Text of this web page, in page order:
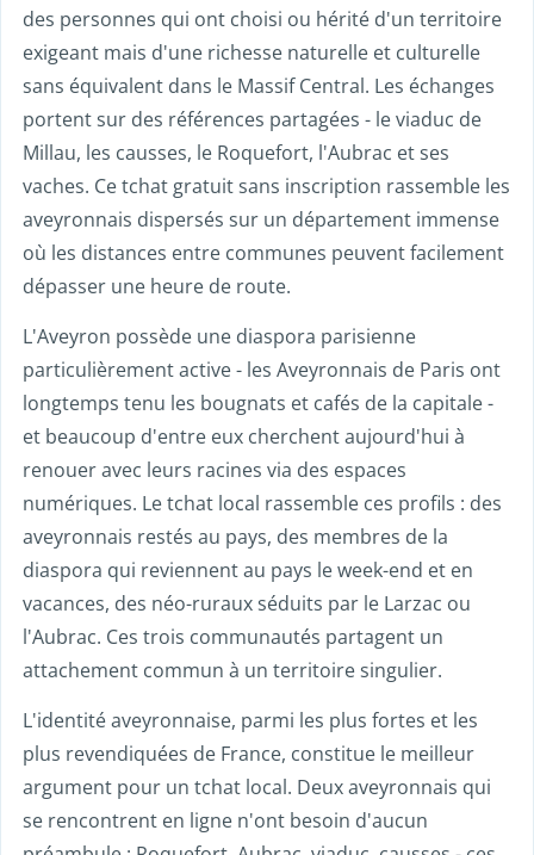
des personnes qui ont choisi ou hérité d'un territoire
exigeant mais d'une richesse naturelle et culturelle
sans équivalent dans le Massif Central. Les échanges
portent sur des références partagées - le viaduc de
Millau, les causses, le Roquefort, l'Aubrac et ses
vaches. Ce tchat gratuit sans inscription rassemble les
aveyronnais dispersés sur un département immense
où les distances entre communes peuvent facilement
dépasser une heure de route.
L'Aveyron possède une diaspora parisienne
particulièrement active - les Aveyronnais de Paris ont
longtemps tenu les bougnats et cafés de la capitale -
et beaucoup d'entre eux cherchent aujourd'hui à
renouer avec leurs racines via des espaces
numériques. Le tchat local rassemble ces profils : des
aveyronnais restés au pays, des membres de la
diaspora qui reviennent au pays le week-end et en
vacances, des néo-ruraux séduits par le Larzac ou
l'Aubrac. Ces trois communautés partagent un
attachement commun à un territoire singulier.
L'identité aveyronnaise, parmi les plus fortes et les
plus revendiquées de France, constitue le meilleur
argument pour un tchat local. Deux aveyronnais qui
se rencontrent en ligne n'ont besoin d'aucun